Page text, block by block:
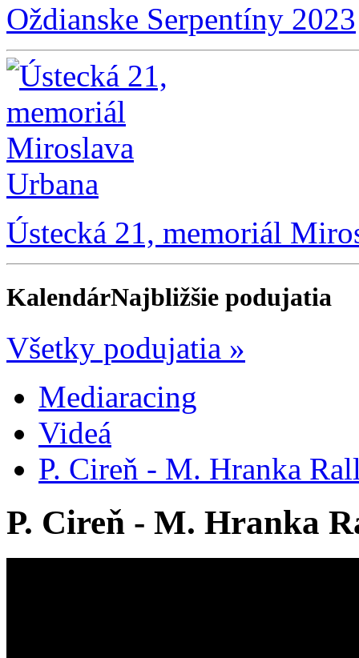
Oždianske Serpentíny 2023
Ústecká 21, memoriál
KalendárNajbližšie podujatia
Všetky podujatia »
Mediaracing
Videá
P. Cireň - M. Hranka
P. Cireň - M. Hranka